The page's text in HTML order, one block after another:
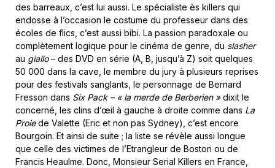
des barreaux, c’est lui aussi. Le spécialiste ès killers qui
endosse à l’occasion le costume du professeur dans des
écoles de flics, c’est aussi bibi. La passion paradoxale ou
complètement logique pour le cinéma de genre, du slasher
au giallo– des DVD en série (A, B, jusqu’à Z) soit quelques
50 000 dans la cave, le membre du jury à plusieurs reprises
pour des festivals sanglants, le personnage de Bernard
Fresson dans Six Pack – « la merde de Berberien »dixit le
concerné, les clins d’œil à gauche à droite comme dans La
Proiede Valette (Eric et non pas Sydney), c’est encore
Bourgoin. Et ainsi de suite ; la liste se révèle aussi longue
que celle des victimes de l’Etrangleur de Boston ou de
Francis Heaulme. Donc, Monsieur Serial Killers en France,